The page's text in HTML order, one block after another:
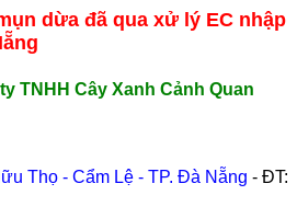
dừa đã qua xử lý EC nhập
TNHH Cây Xanh Cảnh Quan
Thọ - Cẩm Lệ - TP. Đà Nẵng - ĐT: